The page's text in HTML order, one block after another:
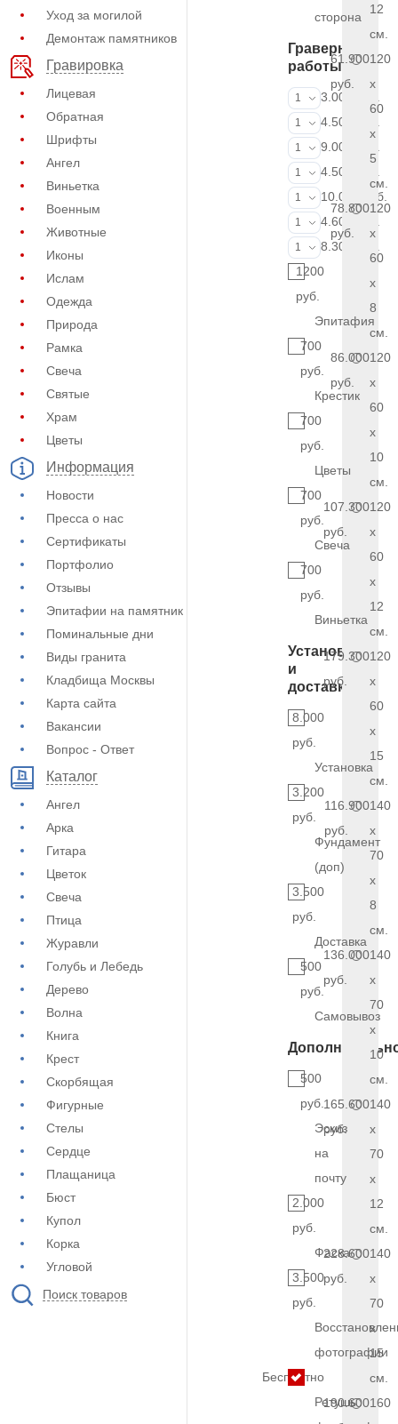
Уход за могилой
Демонтаж памятников
Гравировка
Лицевая
Обратная
Шрифты
Ангел
Виньетка
Военным
Животные
Иконы
Ислам
Одежда
Природа
Рамка
Свеча
Святые
Храм
Цветы
Информация
Новости
Пресса о нас
Сертификаты
Портфолио
Отзывы
Эпитафии на памятник
Поминальные дни
Виды гранита
Кладбища Москвы
Карта сайта
Вакансии
Вопрос - Ответ
Каталог
Ангел
Арка
Гитара
Цветок
Свеча
Птица
Журавли
Голубь и Лебедь
Дерево
Волна
Книга
Крест
Скорбящая
Фигурные
Стелы
Сердце
Плащаница
Бюст
Купол
Корка
Угловой
Поиск товаров
сторона
Граверные
работы
ФИО и даты
1
3.000 руб.
ФИО и даты
1
4.500 руб.
ФИО и даты
1
9.000 руб.
Портрет
1
4.500 руб.
Портрет
1
10.000 руб.
Фотокерамика
1
4.600 руб.
Фото на
1
8.300 руб.
1200
руб.
Эпитафия
700
руб.
Крестик
700
руб.
Цветы
700
руб.
Свеча
700
руб.
Виньетка
Установка
и
доставка
8.000
руб.
Установка
3.200
руб.
Фундамент
(доп)
3.500
руб.
Доставка
500
руб.
Самовывоз
500
руб.
Эскиз
на
почту
2.000
руб.
Фаска
3.500
руб.
фотографии
Бесплатно
Ретушь
12
см.
61.900
руб.
120
x
60
x
5
см.
78.800
руб.
120
x
60
x
8
см.
86.000
руб.
120
x
60
x
10
см.
107.300
руб.
120
x
60
x
12
см.
179.300
руб.
120
x
60
x
15
см.
116.900
руб.
140
x
70
x
8
см.
136.000
руб.
140
x
70
x
10
см.
165.600
руб.
140
x
70
x
12
см.
228.600
руб.
140
x
70
x
15
см.
190.600160